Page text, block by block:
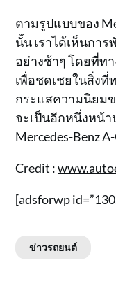
ตามรูปแบบของ
นั้น เราได้เห็นกา
อย่างช้าๆ โดยที่ท
เพื่อชดเชยในสิ่ง
กระแสความนิยม
จะเป็นอีกหนึ่งหน้
Mercedes-Benz
Credit :
[adsforwp
ข่าวรถยนต์